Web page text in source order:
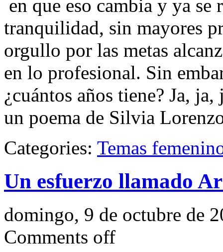
en que eso cambia y ya se
tranquilidad, sin mayores
orgullo por las metas
en lo profesional. Sin
¿cuántos años tiene? Ja,
un poema de Silvia
Categories: Temas
Un esfuerzo llamado
domingo, 9 de octubre de
Comments off